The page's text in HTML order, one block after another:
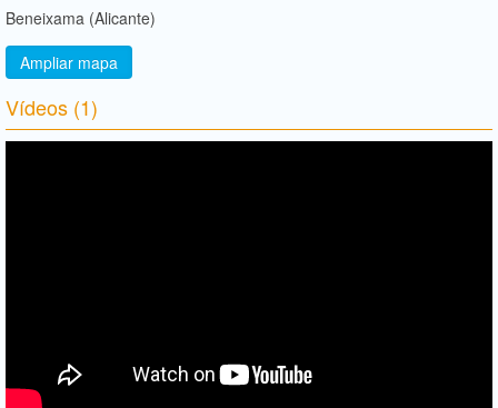
Beneixama (Alicante)
Ampliar mapa
Vídeos (1)